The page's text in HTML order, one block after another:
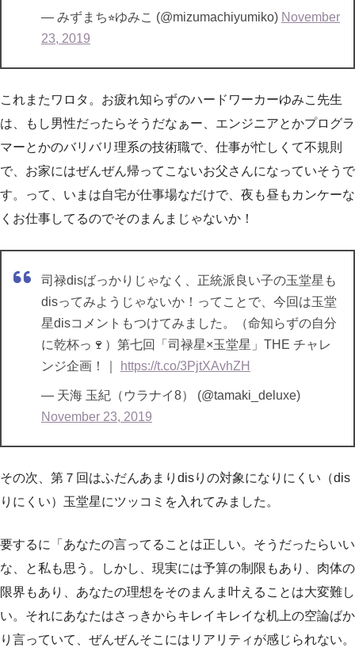
— みずまち⭐︎ゆみこ (@mizumachiyumiko) November
23, 2019
これまたワロタ。お疲れ知らずのハードワーカーゆみこ先生
は、もし男性だったらそうだなぁー、エンジニアとかプログラ
マーとかのバリバリ理系の技術職で、仕事が忙しくて不規則
で、お家にはぜんぜん帰ってこないお父さんになっていそうで
す。って、いまは自宅が仕事場なだけで、夜も昼もカンケーな
くお仕事してるのでそのまんまじゃないか！
司禄disばっかりじゃなく、正統派良い子の玉堂星も
disってみようじゃないか！ってことで、今回は玉堂
星disコメントもつけてみました。（命知らずの自分
に乾杯っ🍷）第七回「司禄星×玉堂星」THE チャレ
ンジ企画！｜
https://t.co/3PjtXAvhZH
— 天海 玉紀（ウラナイ8） (@tamaki_deluxe)
November 23, 2019
その次、第７回はふだんあまりdisりの対象になりにくい（dis
りにくい）玉堂星にツッコミを入れてみました。
要するに「あなたの言ってることは正しい。そうだったらいい
な、と私も思う。しかし、現実には予算の制限もあり、肉体の
限界もあり、あなたの理想をそのまんま叶えることは大変難し
い。それにあなたはさっきからキレイキレイな机上の空論ばか
り言っていて、ぜんぜんそこにはリアリティが感じられない。